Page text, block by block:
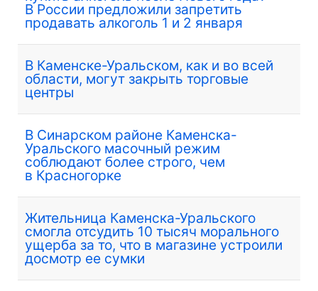
В России предложили запретить
продавать алкоголь 1 и 2 января
В Каменске-Уральском, как и во всей
области, могут закрыть торговые
центры
В Синарском районе Каменска-
Уральского масочный режим
соблюдают более строго, чем
в Красногорке
Жительница Каменска-Уральского
смогла отсудить 10 тысяч морального
ущерба за то, что в магазине устроили
досмотр ее сумки